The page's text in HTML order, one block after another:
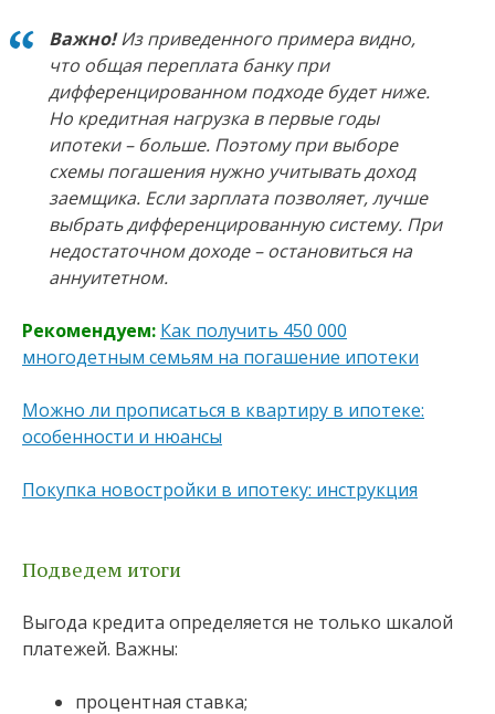
Важно!Из приведенного примера видно,
что общая переплата банку при
дифференцированном подходе будет ниже.
Но кредитная нагрузка в первые годы
ипотеки – больше. Поэтому при выборе
схемы погашения нужно учитывать доход
заемщика. Если зарплата позволяет, лучше
выбрать дифференцированную систему. При
недостаточном доходе – остановиться на
аннуитетном.
Рекомендуем: Как получить 450 000
многодетным семьям на погашение ипотеки
Можно ли прописаться в квартиру в ипотеке:
особенности и нюансы
Покупка новостройки в ипотеку: инструкция
Подведем итоги
Выгода кредита определяется не только шкалой
платежей. Важны:
процентная ставка;